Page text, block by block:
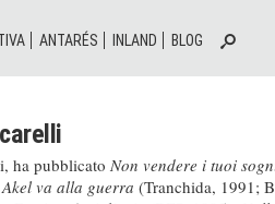
ANTARÉS INLAND BLOG
ha pubblicato Non vendere i tuoi
va alla guerra (Tranchida, 1991;